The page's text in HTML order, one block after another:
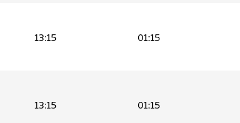
13:15 01:15
13:15 01:15